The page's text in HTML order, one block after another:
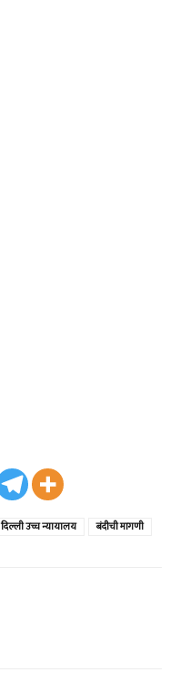
दिल्ली उच्च न्यायालय बंदीची मागणी